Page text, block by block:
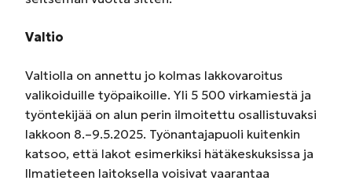
Valtio
Valtiolla on annettu jo kolmas lakkovaroitus
valikoiduille työpaikoille. Yli 5 500 virkamiestä ja
työntekijää on alun perin ilmoitettu osallistuvaksi
lakkoon 8.–9.5.2025. Työnantajapuoli kuitenkin
katsoo, että lakot esimerkiksi hätäkeskuksissa ja
Ilmatieteen laitoksella voisivat vaarantaa